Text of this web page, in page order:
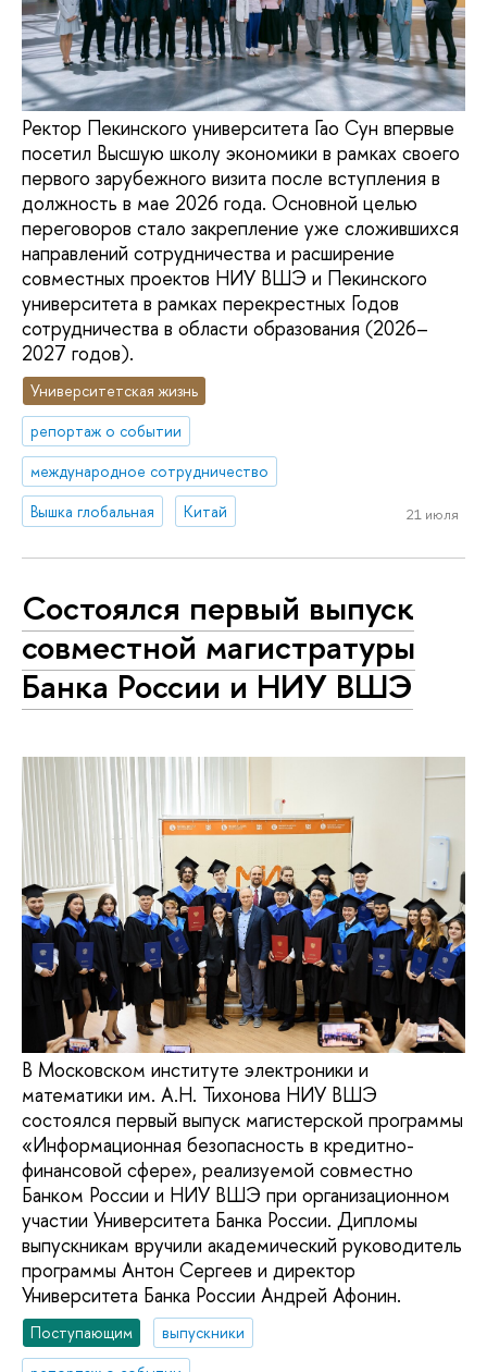
Ректор Пекинского университета Гао Сун впервые
посетил Высшую школу экономики в рамках своего
первого зарубежного визита после вступления в
должность в мае 2026 года. Основной целью
переговоров стало закрепление уже сложившихся
направлений сотрудничества и расширение
совместных проектов НИУ ВШЭ и Пекинского
университета в рамках перекрестных Годов
сотрудничества в области образования (2026–
2027 годов).
Университетская жизнь
репортаж о событии
международное сотрудничество
Вышка глобальная
Китай 21 июля
Состоялся первый выпуск
совместной магистратуры
Банка России и НИУ ВШЭ
В Московском институте электроники и
математики им. А.Н. Тихонова НИУ ВШЭ
состоялся первый выпуск магистерской программы
«Информационная безопасность в кредитно-
финансовой сфере», реализуемой совместно
Банком России и НИУ ВШЭ при организационном
участии Университета Банка России. Дипломы
выпускникам вручили академический руководитель
программы Антон Сергеев и директор
Университета Банка России Андрей Афонин.
Поступающим
выпускники